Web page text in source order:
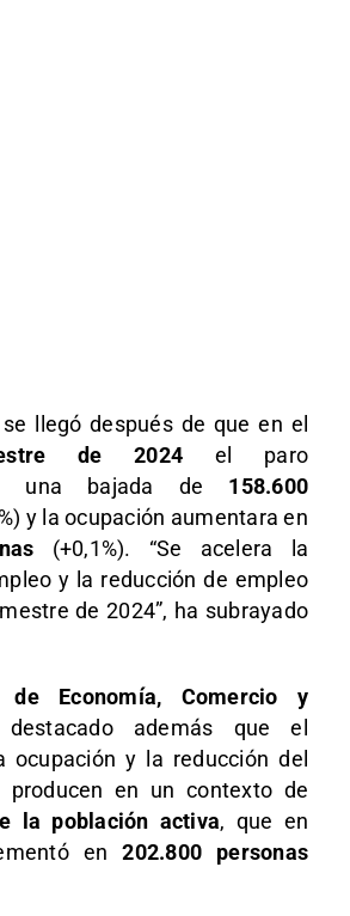
llegó después de que en el
de 2024 el paro
una bajada de 158.600
y la ocupación aumentara en
(+0,1%). “Se acelera la
y la reducción de empleo
de 2024”, ha subrayado
de Economía, Comercio y
además que el
ocupación y la reducción del
producen en un contexto de
la población activa, que en
en202.800 personas